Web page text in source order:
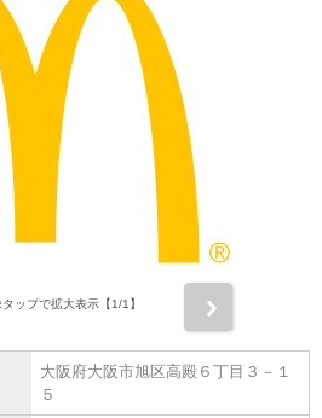
タップで拡大表示【1/1】
大阪府大阪市旭区高殿６丁目３－１
５